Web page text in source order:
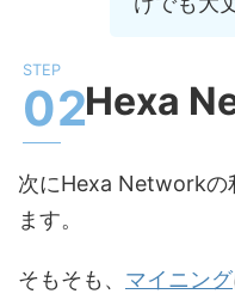
Hexa
次にHexa Networkの
ます。
そもそも、 マイニング